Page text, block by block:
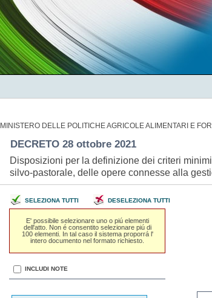
MINISTERO DELLE POLITICHE AGRICOLE ALIMENTARI E
DECRETO 28 ottobre 2021
Disposizioni per la definizione dei criteri
silvo-pastorale, delle opere connesse alla
SELEZIONA TUTTI DESELEZIONA TUTTI
E' possibile selezionare uno o piú elementi
dell'atto. Non é consentito selezionare piú di
100 elementi. In tal caso il sistema proporrá l'
intero documento nel formato richiesto.
INCLUDI NOTE